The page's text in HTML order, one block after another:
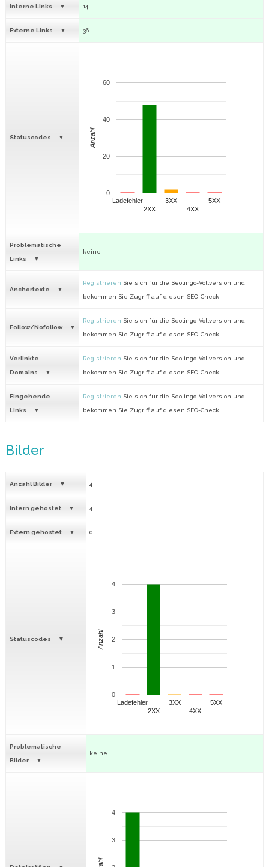
Interne Links 14
Externe Links 36
Statuscodes
Ladefehler
2XX
3XX
4XX
5XX
0
20
40
60
Anzahl
Problematische
Links
keine
Anchortexte
Registrieren Sie sich für die Seolingo-Vollversion und
bekommen Sie Zugriff auf diesen SEO-Check.
Follow/Nofollow
Registrieren Sie sich für die Seolingo-Vollversion und
bekommen Sie Zugriff auf diesen SEO-Check.
Verlinkte
Domains
Registrieren Sie sich für die Seolingo-Vollversion und
bekommen Sie Zugriff auf diesen SEO-Check.
Eingehende
Links
Registrieren Sie sich für die Seolingo-Vollversion und
bekommen Sie Zugriff auf diesen SEO-Check.
Bilder
Anzahl Bilder 4
Intern gehostet 4
Extern gehostet 0
Statuscodes
Ladefehler
2XX
3XX
4XX
5XX
0
1
2
3
4
Anzahl
Problematische
Bilder
keine
3
4